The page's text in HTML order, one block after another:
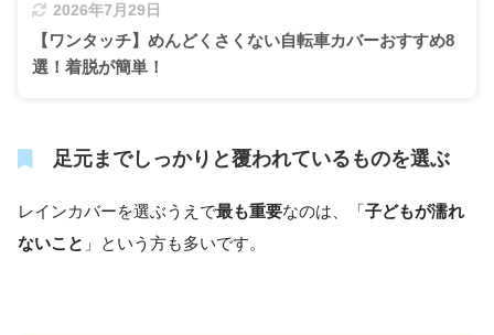
2026年7月29日
【ワンタッチ】めんどくさくない自転車カバーおすすめ8
選！着脱が簡単！
足元までしっかりと覆われているものを選ぶ
レインカバーを選ぶうえで最も重要なのは、「子どもが濡れ
ないこと 」という方も多いです。